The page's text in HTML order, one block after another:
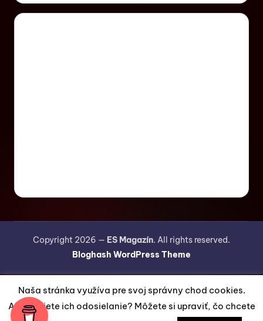
Copyright 2026 — ES Magazín. All rights reserved.
Bloghash WordPress Theme
Naša stránka využíva pre svoj správny chod cookies.
Akceptujete ich odosielanie? Môžete si upraviť, čo chcete